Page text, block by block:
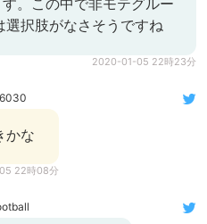
。この中で非モテグルー
選択肢がなさそうですね
2020-01-05 22時23分
かな
22時08分